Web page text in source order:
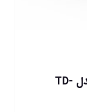
دستگاه ضبط تصاویر TVT AHD مدل TD-